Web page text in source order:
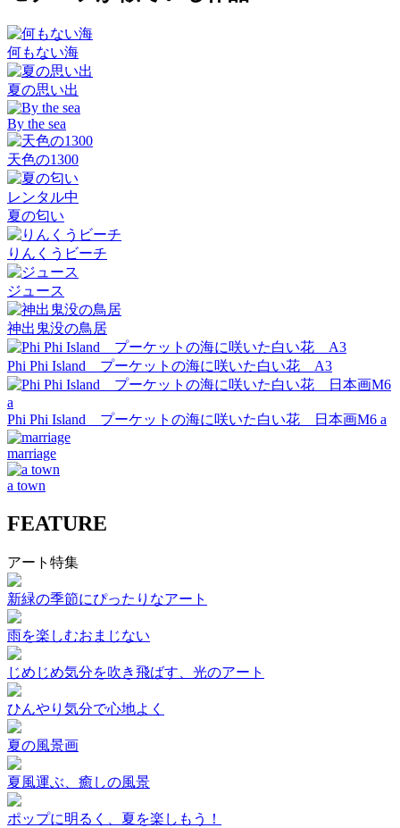
何もない海
夏の思い出
By the sea
天色の1300
レンタル中
夏の匂い
りんくうビーチ
ジュース
神出鬼没の鳥居
Phi Phi Island プーケットの海に咲いた白い花 A3
Phi Phi Island プーケットの海に咲いた白い花 日本画M6 a
marriage
a town
FEATURE
アート特集
新緑の季節にぴったりなアート
雨を楽しむおまじない
じめじめ気分を吹き飛ばす、光のアート
ひんやり気分で心地よく
夏の風景画
夏風運ぶ、癒しの風景
ポップに明るく、夏を楽しもう！